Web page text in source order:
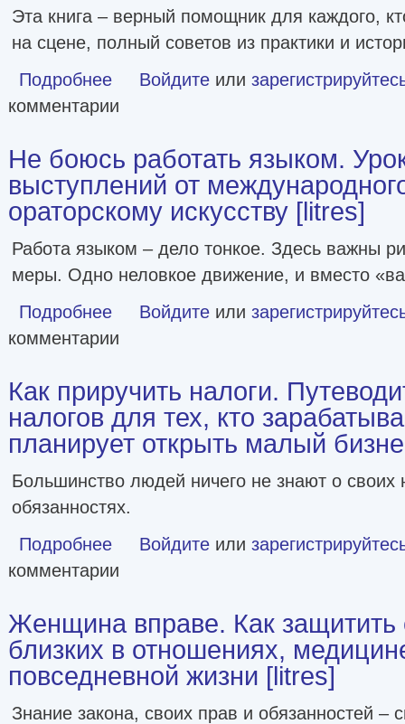
Эта книга – верный помощник для каждого,
на сцене, полный советов из практики и
Подробнее о Актерская импровизация. Как играть на сцене так,
Войдите или
комментарии
Не боюсь работать языком.
выступлений от
ораторскому искусству [litres]
Работа языком – дело тонкое. Здесь важны
меры. Одно неловкое движение, и вместо
Подробнее о Не боюсь работать языком. Уроки публичных
Войдите или
комментарии
Как приручить налоги.
налогов для тех, кто
планирует открыть малый
Большинство людей ничего не знают о своих
обязанностях.
Подробнее о Как приручить налоги. Путеводитель по миру
Войдите или
комментарии
Женщина вправе. Как защитить
близких в отношениях,
повседневной жизни [litres]
Знание закона, своих прав и обязанностей –